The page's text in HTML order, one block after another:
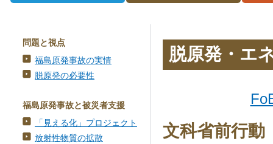
問題と視点
福島原発事故の実情
脱原発の必要性
福島原発事故と被災者支援
「見える化」プロジェクト
放射性物質の拡散
脱原発・エ
文科省前行